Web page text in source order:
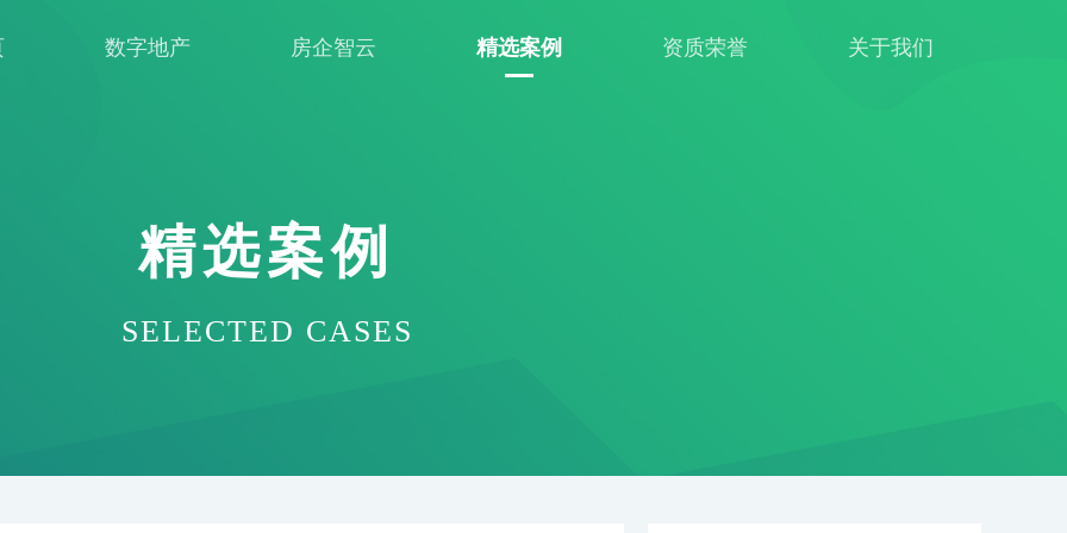
数字地产 房企智云 精选案例 资质荣誉 关于我们
精选案例
SELECTED CASES